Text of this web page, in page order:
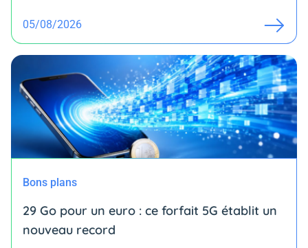
05/08/2026
Bons plans
29 Go pour un euro : ce forfait 5G établit un
nouveau record